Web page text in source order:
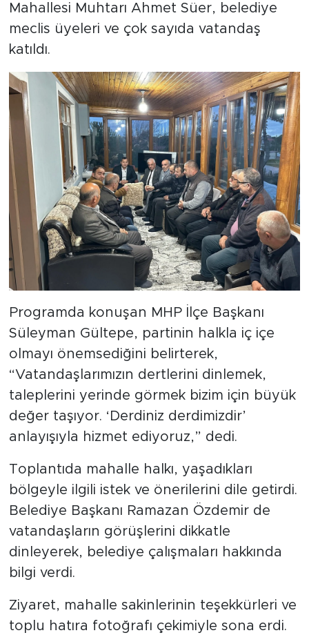
Mahallesi Muhtarı Ahmet Süer, belediye
meclis üyeleri ve çok sayıda vatandaş
katıldı.
Programda konuşan MHP İlçe Başkanı
Süleyman Gültepe, partinin halkla iç içe
olmayı önemsediğini belirterek,
“Vatandaşlarımızın dertlerini dinlemek,
taleplerini yerinde görmek bizim için büyük
değer taşıyor. ‘Derdiniz derdimizdir’
anlayışıyla hizmet ediyoruz,” dedi.
Toplantıda mahalle halkı, yaşadıkları
bölgeyle ilgili istek ve önerilerini dile getirdi.
Belediye Başkanı Ramazan Özdemir de
vatandaşların görüşlerini dikkatle
dinleyerek, belediye çalışmaları hakkında
bilgi verdi.
Ziyaret, mahalle sakinlerinin teşekkürleri ve
toplu hatıra fotoğrafı çekimiyle sona erdi.